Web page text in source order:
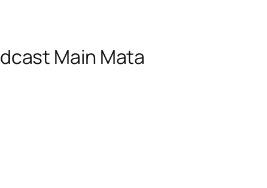
Main Mata